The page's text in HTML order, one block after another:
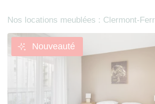
Nos locations meublées : Clermont-
Nouveauté